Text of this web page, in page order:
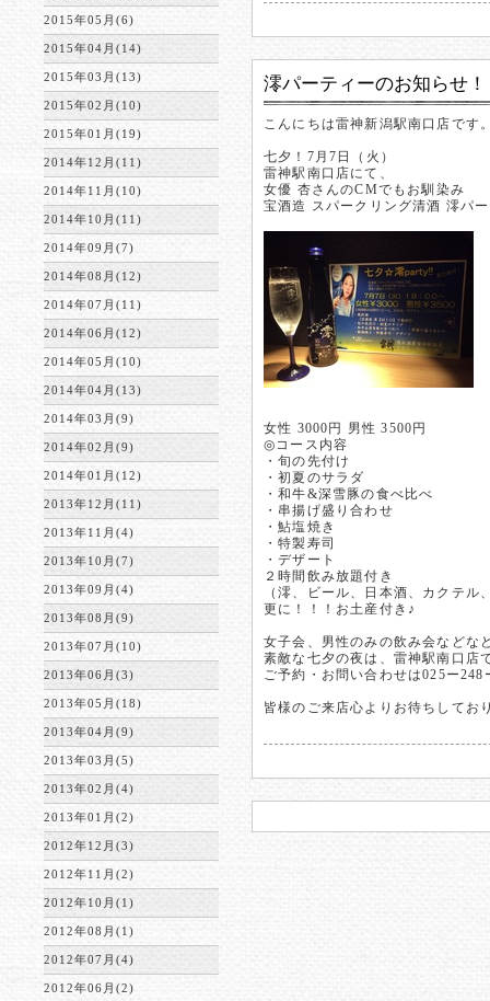
2015年05月(6)
2015年04月(14)
2015年03月(13)
2015年02月(10)
2015年01月(19)
2014年12月(11)
2014年11月(10)
2014年10月(11)
2014年09月(7)
2014年08月(12)
2014年07月(11)
2014年06月(12)
2014年05月(10)
2014年04月(13)
2014年03月(9)
2014年02月(9)
2014年01月(12)
2013年12月(11)
2013年11月(4)
2013年10月(7)
2013年09月(4)
2013年08月(9)
2013年07月(10)
2013年06月(3)
2013年05月(18)
2013年04月(9)
2013年03月(5)
2013年02月(4)
2013年01月(2)
2012年12月(3)
2012年11月(2)
2012年10月(1)
2012年08月(1)
2012年07月(4)
2012年06月(2)
澪パーティーのお知らせ！
こんにちは雷神新潟駅南口店です
七夕！7月7日（火）
雷神駅南口店にて、
女優 杏さんのCMでもお馴染み
宝酒造 スパークリング清酒 澪パ
女性 3000円 男性 3500円
◎コース内容
・旬の先付け
・初夏のサラダ
・和牛&深雪豚の食べ比べ
・串揚げ盛り合わせ
・鮎塩焼き
・特製寿司
・デザート
２時間飲み放題付き
（澪、ビール、日本酒、カクテル
更に！！！お土産付き♪
女子会、男性のみの飲み会などな
素敵な七夕の夜は、雷神駅南口店
ご予約・お問い合わせは025ー248
皆様のご来店心よりお待ちしてお